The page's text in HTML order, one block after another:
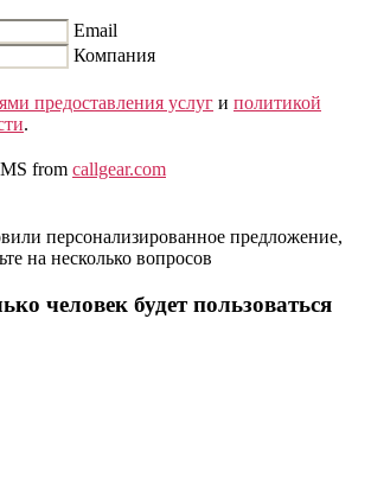
Email
Компания
предоставления услуг и политикой
.
from callgear.com
персонализированное предложение,
на несколько вопросов
человек будет пользоваться